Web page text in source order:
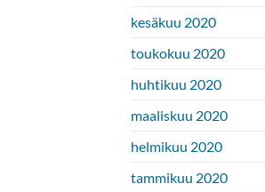
kesäkuu 2020
toukokuu 2020
huhtikuu 2020
maaliskuu 2020
helmikuu 2020
tammikuu 2020